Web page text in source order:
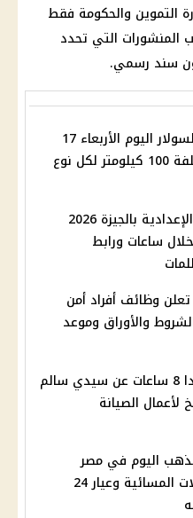
التموين والحكومة فقط
المنشورات التي تحدد
سند رسمي.
أسعار البنزين والسولار اليوم الأربعاء 17
يونيو 2026.. تكلفة 100 كيلومتر لكل نوع
نتيجة الشهادة الإعدادية بالجيزة 2026
ساعات ورابط
وظائف أفراد أمن
والأوراق وموعد
انقطاع المياه غدا 8 ساعات عن سيدي سالم
لأعمال الصيانة
اليوم في مصر
بمنتصف التعاملات المسائية وعيار 24